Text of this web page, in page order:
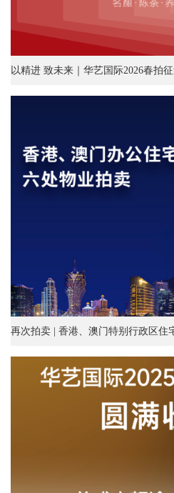
以精进 致未来｜华艺国际2026春拍
再次拍卖 | 香港、澳门特别行政区住